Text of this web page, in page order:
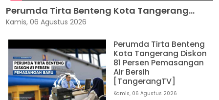
Perumda Tirta Benteng Kota Tangerang...
Kamis, 06 Agustus 2026
Perumda Tirta Benteng
Kota Tangerang Diskon
81 Persen Pemasangan
Air Bersih
[TangerangTV]
Kamis, 06 Agustus 2026